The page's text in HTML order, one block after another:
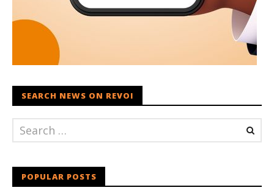
SEARCH NEWS ON REVOI
POPULAR POSTS